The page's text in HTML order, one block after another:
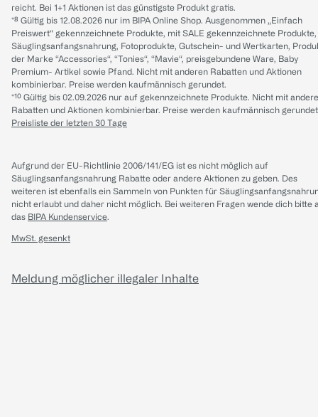
reicht. Bei 1+1 Aktionen ist das günstigste Produkt gratis.
*⁸ Gültig bis 12.08.2026 nur im BIPA Online Shop. Ausgenommen „Einfach
Preiswert“ gekennzeichnete Produkte, mit SALE gekennzeichnete Produkte,
Säuglingsanfangsnahrung, Fotoprodukte, Gutschein- und Wertkarten,
der Marke “Accessories“, “Tonies“, “Mavie“, preisgebundene Ware, Baby
Premium- Artikel sowie Pfand. Nicht mit anderen Rabatten und Aktionen
kombinierbar. Preise werden kaufmännisch gerundet.
*¹⁰ Gültig bis 02.09.2026 nur auf gekennzeichnete Produkte. Nicht mit
Rabatten und Aktionen kombinierbar. Preise werden kaufmännisch
Preisliste der letzten 30 Tage
Aufgrund der EU-Richtlinie 2006/141/EG ist es nicht möglich auf
Säuglingsanfangsnahrung Rabatte oder andere Aktionen zu geben. Des
weiteren ist ebenfalls ein Sammeln von Punkten für
nicht erlaubt und daher nicht möglich. Bei weiteren Fragen wende dich bitte
das BIPA Kundenservice.
MwSt. gesenkt
Meldung möglicher illegaler Inhalte